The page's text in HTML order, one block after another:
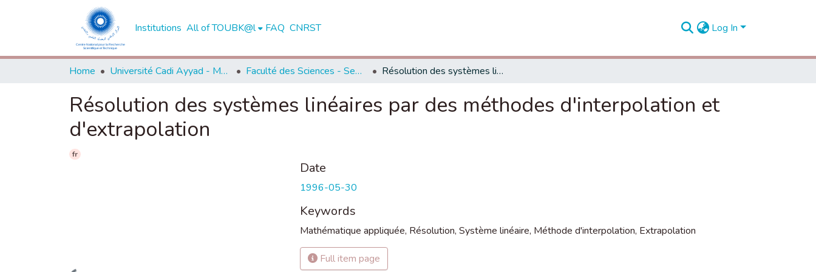
Institutions All of TOUBK@l FAQ CNRST Log In
Home Université Cadi Ayyad - Marrakech Faculté des Sciences - Semlalia - Marrakech Résolution des systèmes linéaires par des méthodes d'interpolation et d'extrapolation
Résolution des systèmes linéaires par des méthodes d'interpolation et
d'extrapolation
fr
Date
1996-05-30
Keywords
Mathématique appliquée, Résolution, Système linéaire, Méthode d'interpolation, Extrapolation
Full item page